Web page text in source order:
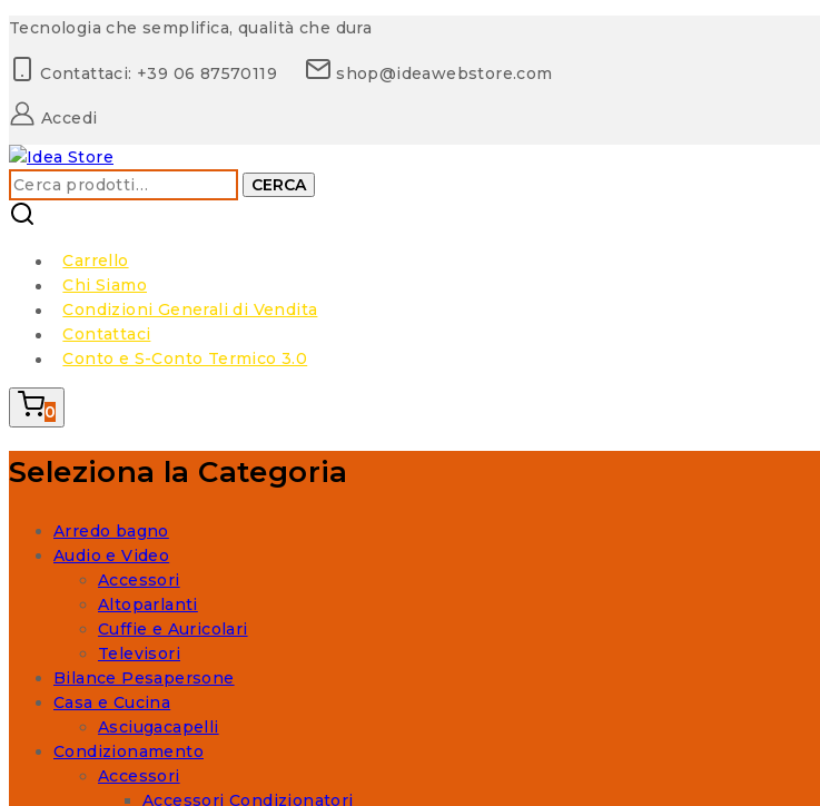
Skip
content
Tecnologia che semplifica, qualità che dura
Contattaci: +39 06 87570119 shop@ideawebstore.com
Accedi
Cerca: CERCA
Carrello
Chi Siamo
Condizioni Generali di Vendita
Contattaci
Conto e S-Conto Termico 3.0
0
Seleziona la Categoria
Arredo bagno
Audio e Video
Accessori
Altoparlanti
Cuffie e Auricolari
Televisori
Bilance Pesapersone
Casa e Cucina
Asciugacapelli
Condizionamento
Accessori
Accessori Condizionatori